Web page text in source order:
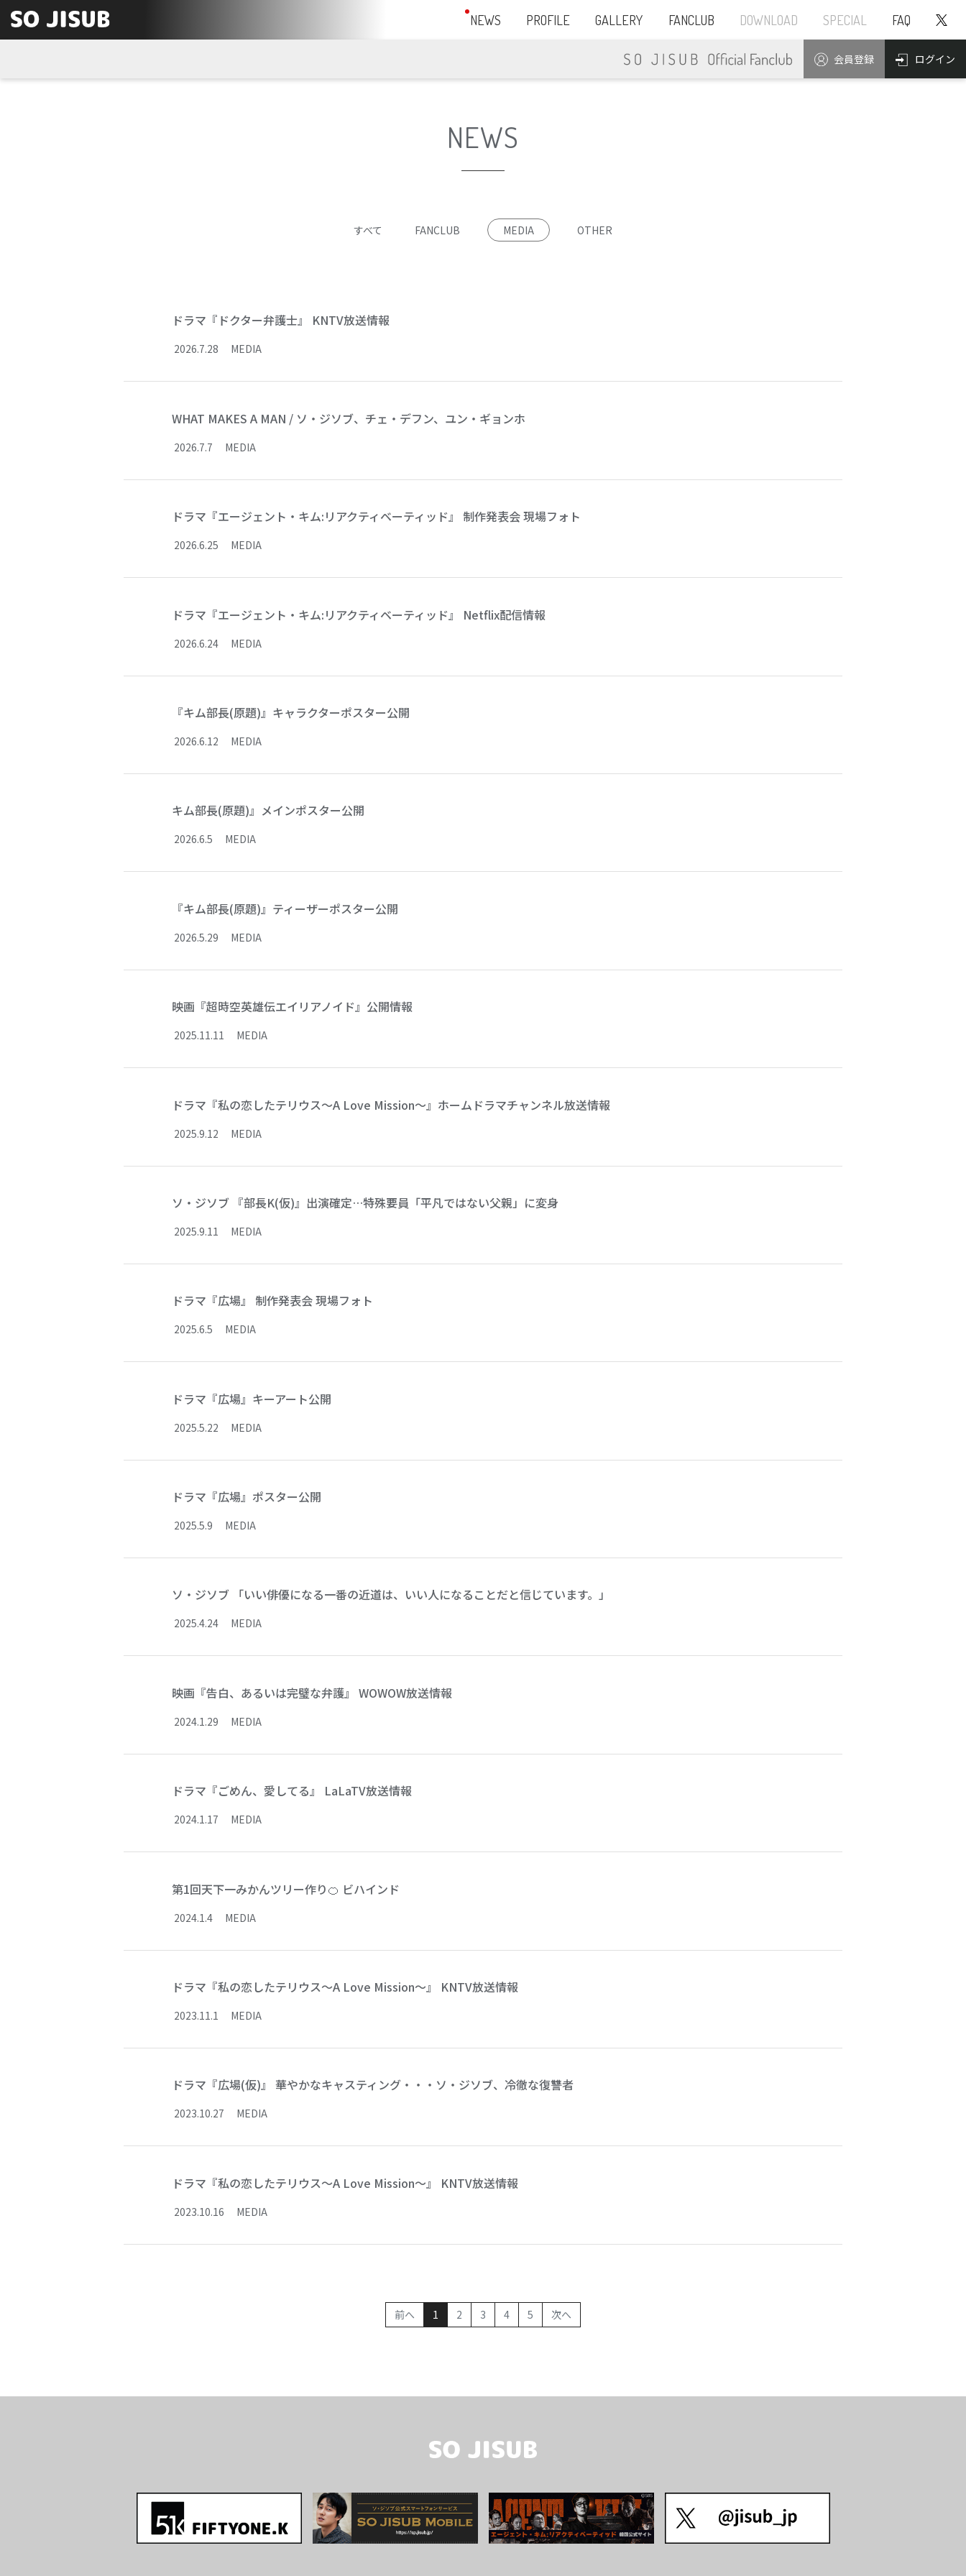
NEWS PROFILE GALLERY FANCLUB DOWNLOAD SPECIAL FAQ
会員登録 ログイン
NEWS
すべて FANCLUB MEDIA OTHER
ドラマ『ドクター弁護士』 KNTV放送情報
2026.7.28 MEDIA
WHAT MAKES A MAN / ソ・ジソブ、チェ・デフン、ユン・ギョンホ
2026.7.7 MEDIA
ドラマ『エージェント・キム:リアクティベーティッド』 制作発表会 現場フォト
2026.6.25 MEDIA
ドラマ『エージェント・キム:リアクティベーティッド』 Netflix配信情報
2026.6.24 MEDIA
『キム部長(原題)』キャラクターポスター公開
2026.6.12 MEDIA
キム部長(原題)』メインポスター公開
2026.6.5 MEDIA
『キム部長(原題)』ティーザーポスター公開
2026.5.29 MEDIA
映画『超時空英雄伝エイリアノイド』公開情報
2025.11.11 MEDIA
ドラマ『私の恋したテリウス～A Love Mission～』ホームドラマチャンネル放送情報
2025.9.12 MEDIA
ソ・ジソブ 『部長K(仮)』出演確定…特殊要員「平凡ではない父親」に変身
2025.9.11 MEDIA
ドラマ『広場』 制作発表会 現場フォト
2025.6.5 MEDIA
ドラマ『広場』キーアート公開
2025.5.22 MEDIA
ドラマ『広場』ポスター公開
2025.5.9 MEDIA
ソ・ジソブ 「いい俳優になる一番の近道は、いい人になることだと信じています。」
2025.4.24 MEDIA
映画『告白、あるいは完璧な弁護』 WOWOW放送情報
2024.1 .29 MEDIA
ドラマ『ごめん、愛してる』 LaLaTV放送情報
2024.1.17 MEDIA
第1回天下一みかんツリー作り🍊 ビハインド
2024.1 .4 MEDIA
ドラマ『私の恋したテリウス～A Love Mission～』 KNTV放送情報
2023.11.1 MEDIA
ドラマ『広場(仮)』 華やかなキャスティング・・・ソ・ジソブ、冷徹な復讐者
2023.10.27 MEDIA
ドラマ『私の恋したテリウス～A Love Mission～』 KNTV放送情報
2023.10.16 MEDIA
前へ 1 (current)
2 3 4 5 次へ